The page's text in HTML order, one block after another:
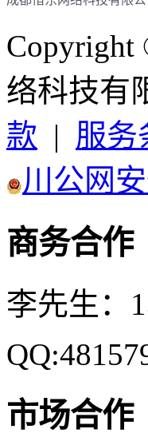
Copyright
络科技有
款 | 服务
川公网
商务合作
李先生：
市场合作